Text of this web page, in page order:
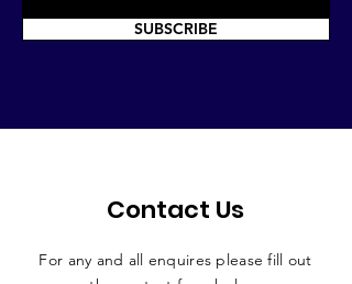
SUBSCRIBE
Contact Us
For any and all enquires please fill out